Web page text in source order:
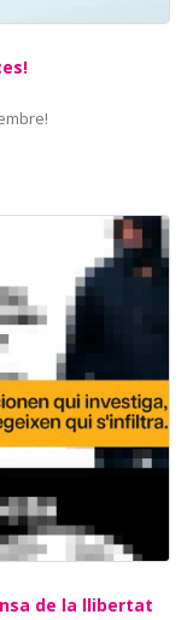
de la llibertat